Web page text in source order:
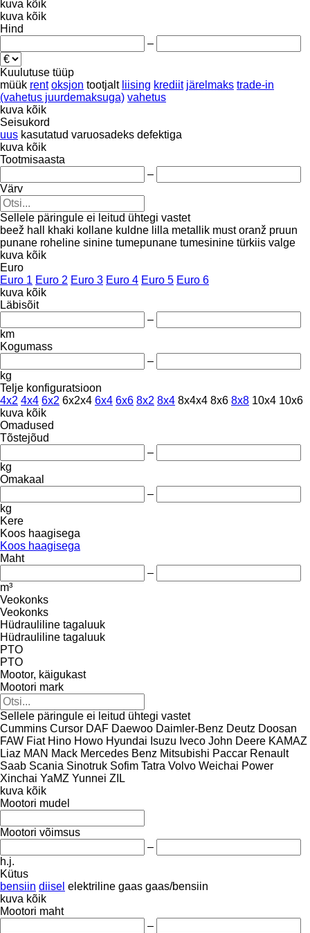
kuva kõik
kuva kõik
Hind
–
Kuulutuse tüüp
müük rent oksjon tootjalt liising krediit järelmaks trade-in
(vahetus juurdemaksuga) vahetus
kuva kõik
Seisukord
uus kasutatud varuosadeks defektiga
kuva kõik
Tootmisaasta
–
Värv
Sellele päringule ei leitud ühtegi vastet
beež hall khaki kollane kuldne lilla metallik must oranž pruun
punane roheline sinine tumepunane tumesinine türkiis valge
kuva kõik
Euro
Euro 1 Euro 2 Euro 3 Euro 4 Euro 5 Euro 6
kuva kõik
Läbisõit
–
km
Kogumass
–
kg
Telje konfiguratsioon
4x2 4x4 6x2 6x2x4 6x4 6x6 8x2 8x4 8x4x4 8x6 8x8 10x4 10x6
kuva kõik
Omadused
Tõstejõud
–
kg
Omakaal
–
kg
Kere
Koos haagisega
Koos haagisega
Maht
–
m³
Veokonks
Veokonks
Hüdrauliline tagaluuk
Hüdrauliline tagaluuk
PTO
PTO
Mootor, käigukast
Mootori mark
Sellele päringule ei leitud ühtegi vastet
Cummins Cursor DAF Daewoo Daimler-Benz Deutz Doosan
FAW Fiat Hino Howo Hyundai Isuzu Iveco John Deere KAMAZ
Liaz MAN Mack Mercedes Benz Mitsubishi Paccar Renault
Saab Scania Sinotruk Sofim Tatra Volvo Weichai Power
Xinchai YaMZ Yunnei ZIL
kuva kõik
Mootori mudel
Mootori võimsus
–
h.j.
Kütus
bensiin diisel elektriline gaas gaas/bensiin
kuva kõik
Mootori maht
–